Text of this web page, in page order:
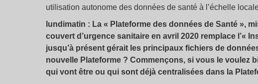
utilisation autonome des données de santé à l’échelle
lundimatin : La « Plateforme des données de Santé »,
couvert d’urgence sanitaire en avril 2020 remplace l’«
jusqu’à présent gérait les principaux fichiers de
nouvelle Plateforme ? Commençons, si vous le voulez
qui vont être ou qui sont déjà centralisées dans la